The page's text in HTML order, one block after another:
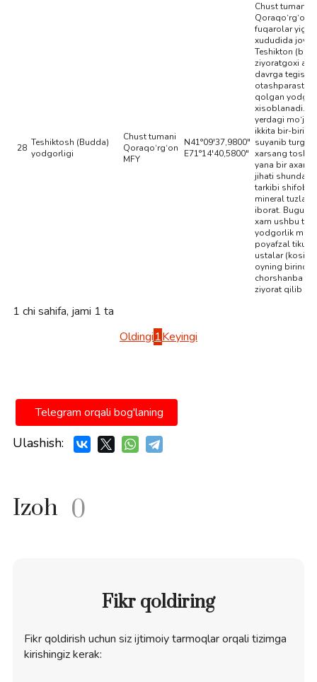
28 Teshiktosh (Budda)
yodgorligi
Chust tumani
Qoraqo‘rg‘on
MFY
N41°09'37,9800"
E71°14'40,5800"
Chust
Qoraqo‘rg‘on
fuqarolar yig‘ini
xududida
Teshikton
ziyoratgoxi
davrga tegishli
qolgan
xisoblanadi. Bu
yerdagi
ikkita bir-biriga
suyanib turgan
xarsang
yana bir
jihati
tarkibi
mineral
iborat.
xam ushbu
yodgorlik
poyafzal
ustalar
oyning birinchi
chorshanba
ziyorat qilib
1 chi sahifa, jami 1 ta
Oldingi1Keyingi
Telegram orqali bog'laning
Ulashish:
Izoh 0
Fikr qoldiring
Fikr qoldirish uchun siz ijtimoiy tarmoqlar orqali tizimga
kirishingiz kerak: